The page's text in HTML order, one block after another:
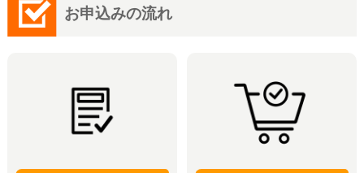
お申込みの流れ